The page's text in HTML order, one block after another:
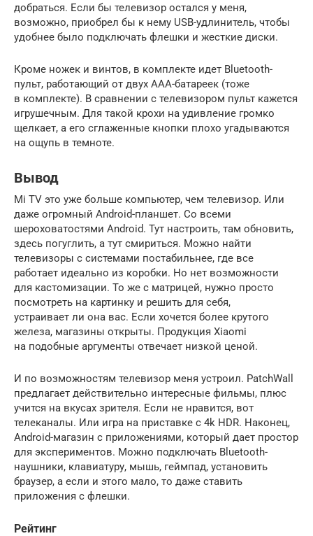
добраться. Если бы телевизор остался у меня,
возможно, приобрел бы к нему USB-удлинитель, чтобы
удобнее было подключать флешки и жесткие диски.
Кроме ножек и винтов, в комплекте идет Bluetooth-
пульт, работающий от двух ААА-батареек (тоже
в комплекте). В сравнении с телевизором пульт кажется
игрушечным. Для такой крохи на удивление громко
щелкает, а его сглаженные кнопки плохо угадываются
на ощупь в темноте.
Вывод
Mi TV это уже больше компьютер, чем телевизор. Или
даже огромный Android-планшет. Со всеми
шероховатостями Android. Тут настроить, там обновить,
здесь погуглить, а тут смириться. Можно найти
телевизоры с системами постабильнее, где все
работает идеально из коробки. Но нет возможности
для кастомизации. То же с матрицей, нужно просто
посмотреть на картинку и решить для себя,
устраивает ли она вас. Если хочется более крутого
железа, магазины открыты. Продукция Xiaomi
на подобные аргументы отвечает низкой ценой.
И по возможностям телевизор меня устроил. PatchWall
предлагает действительно интересные фильмы, плюс
учится на вкусах зрителя. Если не нравится, вот
телеканалы. Или игра на приставке с 4k HDR. Наконец,
Android-магазин с приложениями, который дает простор
для экспериментов. Можно подключать Bluetooth-
наушники, клавиатуру, мышь, геймпад, установить
браузер, а если и этого мало, то даже ставить
приложения с флешки.
Рейтинг